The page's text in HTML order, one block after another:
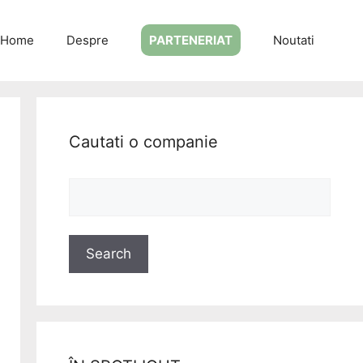
Home Despre PARTENERIAT Noutati
Cautati o companie